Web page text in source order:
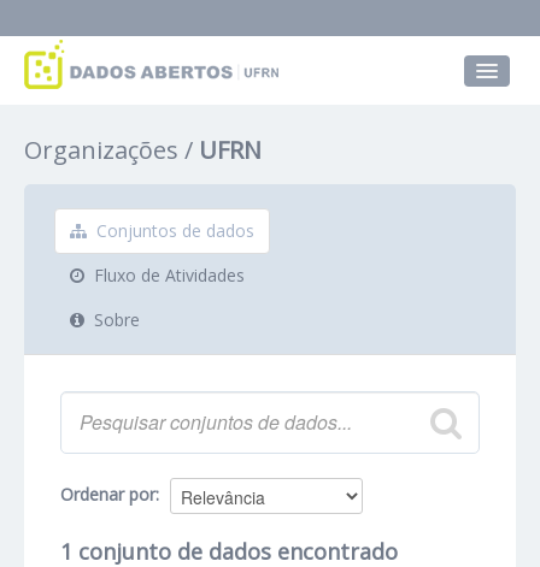
Grupos
Sobre
Organizações UFRN
Conjuntos de dados
Fluxo de Atividades
Sobre
Ordenar por
1 conjunto de dados encontrado